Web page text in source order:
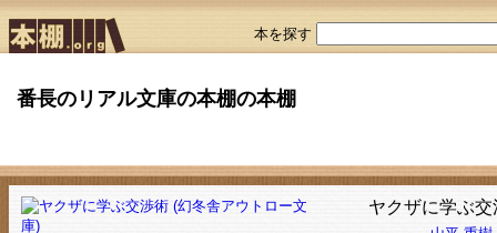
本を探す
番長のリアル文庫の本棚の本棚
ヤクザに学ぶ